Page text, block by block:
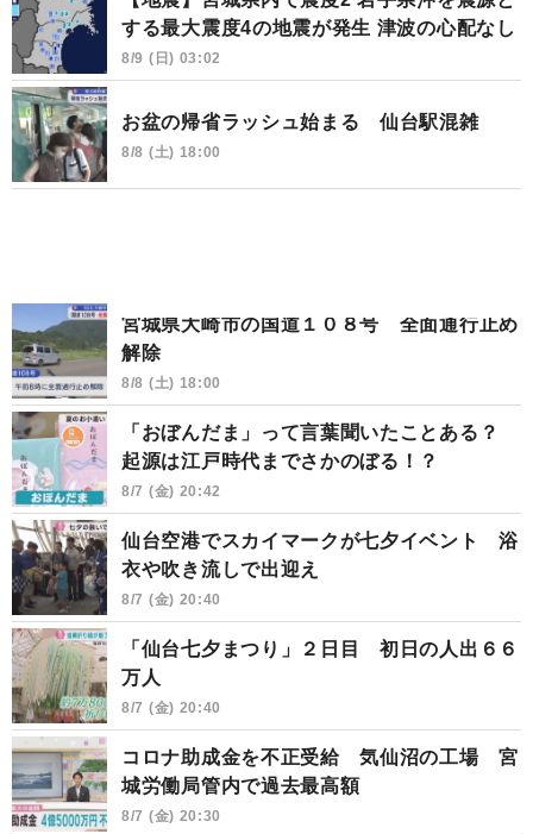
する最大震度4の地震が発生 津波の心配なし
8/9 (日) 03:02
お盆の帰省ラッシュ始まる 仙台駅混雑
8/8 (土) 18:00
宮城県大崎市の国道１０８号 全面通行止め
解除
8/8 (土) 18:00
「おぼんだま」って言葉聞いたことある？
起源は江戸時代までさかのぼる！？
8/7 (金) 20:42
仙台空港でスカイマークが七夕イベント 浴
衣や吹き流しで出迎え
8/7 (金) 20:40
「仙台七夕まつり」２日目 初日の人出６６
万人
8/7 (金) 20:40
コロナ助成金を不正受給 気仙沼の工場 宮
城労働局管内で過去最高額
8/7 (金) 20:30